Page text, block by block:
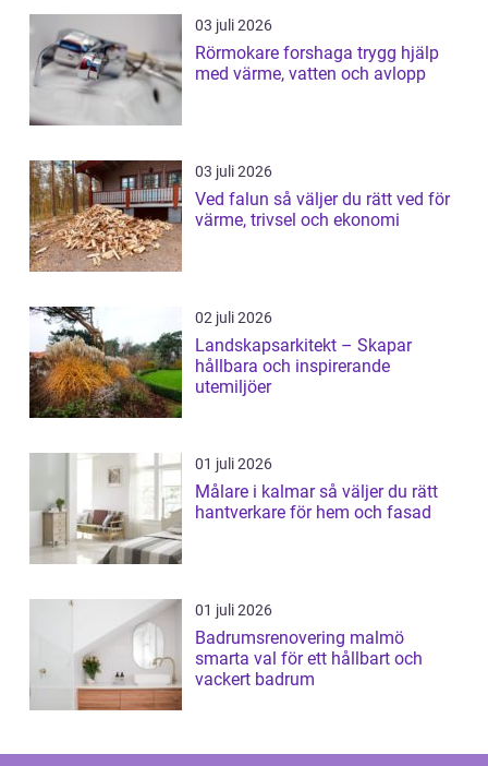
03 juli 2026
Rörmokare forshaga trygg hjälp
med värme, vatten och avlopp
03 juli 2026
Ved falun så väljer du rätt ved för
värme, trivsel och ekonomi
02 juli 2026
Landskapsarkitekt – Skapar
hållbara och inspirerande
utemiljöer
01 juli 2026
Målare i kalmar så väljer du rätt
hantverkare för hem och fasad
01 juli 2026
Badrumsrenovering malmö
smarta val för ett hållbart och
vackert badrum